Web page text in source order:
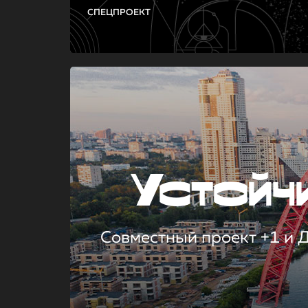
СПЕЦПРОЕКТ
Совместный проект +1 и